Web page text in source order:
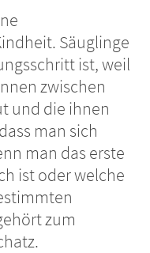
Säuglinge
ist, weil
zwischen
und die ihnen
man sich
man das erste
ist oder welche
zum